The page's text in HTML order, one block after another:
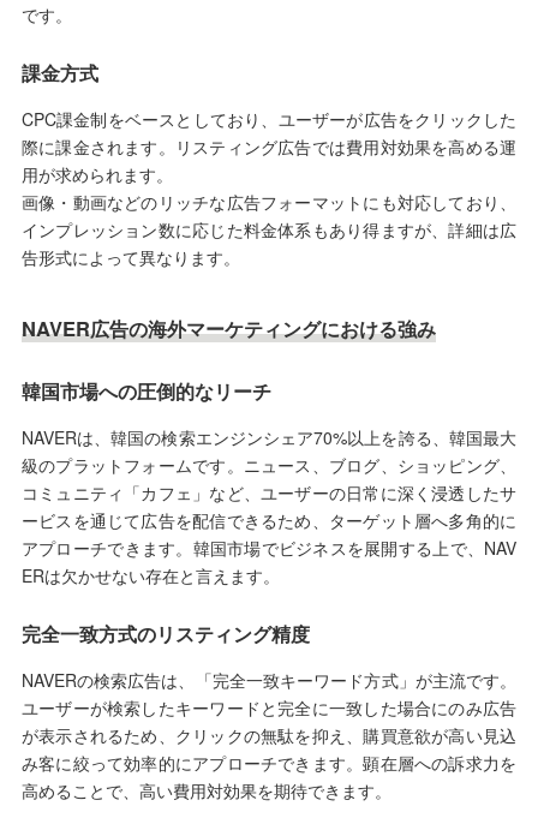
です。
課金方式
CPC課金制をベースとしており、ユーザーが広告をクリックした
際に課金されます。リスティング広告では費用対効果を高める運
用が求められます。
画像・動画などのリッチな広告フォーマットにも対応しており、
インプレッション数に応じた料金体系もあり得ますが、詳細は広
告形式によって異なります。
NAVER広告の海外マーケティングにおける強み
韓国市場への圧倒的なリーチ
NAVERは、韓国の検索エンジンシェア70%以上を誇る、韓国最大
級のプラットフォームです。ニュース、ブログ、ショッピング、
コミュニティ「カフェ」など、ユーザーの日常に深く浸透したサ
ービスを通じて広告を配信できるため、ターゲット層へ多角的に
アプローチできます。韓国市場でビジネスを展開する上で、NAV
ERは欠かせない存在と言えます。
完全一致方式のリスティング精度
NAVERの検索広告は、「完全一致キーワード方式」が主流です。
ユーザーが検索したキーワードと完全に一致した場合にのみ広告
が表示されるため、クリックの無駄を抑え、購買意欲が高い見込
み客に絞って効率的にアプローチできます。顕在層への訴求力を
高めることで、高い費用対効果を期待できます。